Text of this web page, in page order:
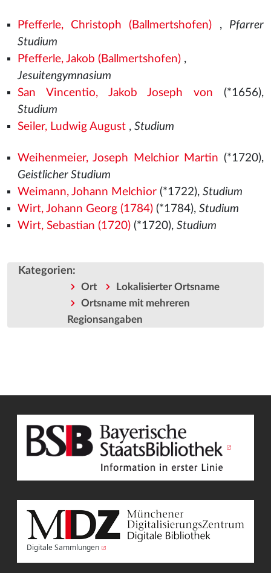
Pfefferle, Christoph (Ballmertshofen) , Pfarrer
Studium
Pfefferle, Jakob (Ballmertshofen),
Jesuitengymnasium
San Vincentio, Jakob Joseph von (*1656),
Studium
Seiler, Ludwig August, Studium
Weihenmeier, Joseph Melchior Martin (*1720),
Geistlicher Studium
Weimann, Johann Melchior(*1722), Studium
Wirt, Johann Georg (1784)(*1784), Studium
Wirt, Sebastian (1720)(*1720), Studium
Kategorien:
Ort
Lokalisierter Ortsname
Ortsname mit mehreren
Regionsangaben
Digitale Sammlungen